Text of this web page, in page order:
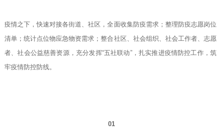
疫情之下，快速对接各街道、社区，全面收集防疫需求；整理防疫志愿岗位
清单；统计点位物应急物资需求；整合社区、社会组织、社会工作者、志愿
者、社会公益慈善资源，充分发挥“五社联动”，扎实推进疫情防控工作，筑
牢疫情防控防线。
01